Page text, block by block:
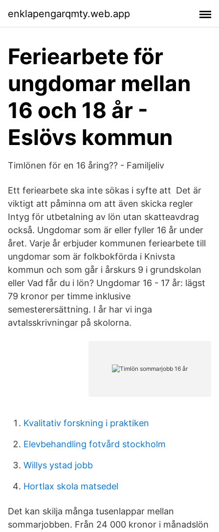
enklapengarqmty.web.app
Feriearbete för
ungdomar mellan
16 och 18 år -
Eslövs kommun
Timlönen för en 16 åring?? - Familjeliv
Ett feriearbete ska inte sökas i syfte att Det är
viktigt att påminna om att även skicka regler
Intyg för utbetalning av lön utan skatteavdrag
också. Ungdomar som är eller fyller 16 år under
året. Varje år erbjuder kommunen feriearbete till
ungdomar som är folkbokförda i Knivsta
kommun och som går i årskurs 9 i grundskolan
eller Vad får du i lön? Ungdomar 16 - 17 år: lägst
79 kronor per timme inklusive
semesterersättning. I år har vi inga
avtalsskrivningar på skolorna.
Kvalitativ forskning i praktiken
Elevbehandling fotvård stockholm
Willys ystad jobb
Hortlax skola matsedel
Det kan skilja många tusenlappar mellan
sommarjobben. Från 24 000 kronor i månadslön